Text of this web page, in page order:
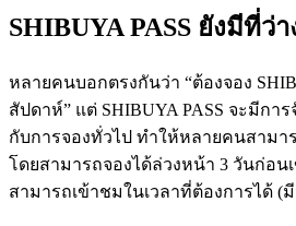
SHIBUYA PASS ยังมีที่ว่า
หลายคนบอกตรงกันว่า “ต้องจอง
สัปดาห์” แต่ SHIBUYA PASS จะมีก
กับการจองทั่วไป ทำให้หลายคนสามา
โดยสามารถจองได้ล่วงหน้า 3 วันก่อน
สามารถเข้าชมในเวลาที่ต้องการได้ (